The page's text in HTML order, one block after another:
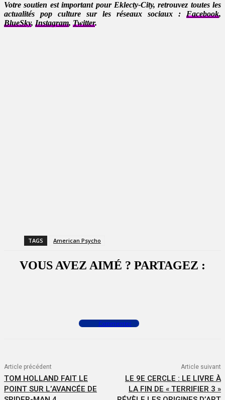
Votre soutien est important pour Eklecty-City, retrouvez toutes les
actualités pop culture sur les réseaux sociaux : Facebook,
BlueSky, Instagram, Twitter.
TAGS American Psycho
VOUS AVEZ AIMÉ ? PARTAGEZ :
Commenter
Article précédent
TOM HOLLAND FAIT LE
POINT SUR L’AVANCÉE DE
Article suivant
LE 9E CERCLE : LE LIVRE À
LA FIN DE « TERRIFIER 3 »